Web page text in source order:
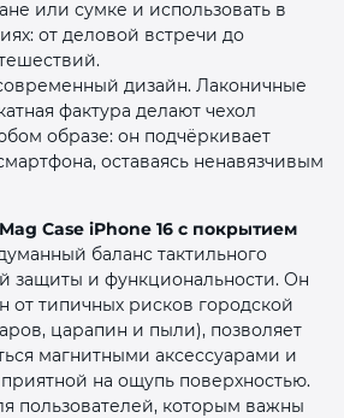
или сумке и использовать в
от деловой встречи до
дизайн. Лаконичные
фактура делают чехол
образе: он подчёркивает
оставаясь ненавязчивым
Case iPhone 16 с покрытием
баланс тактильного
защиты и функциональности. Он
от типичных рисков городской
царапин и пыли), позволяет
магнитными аксессуарами и
на ощупь поверхностью.
пользователей, которым важны